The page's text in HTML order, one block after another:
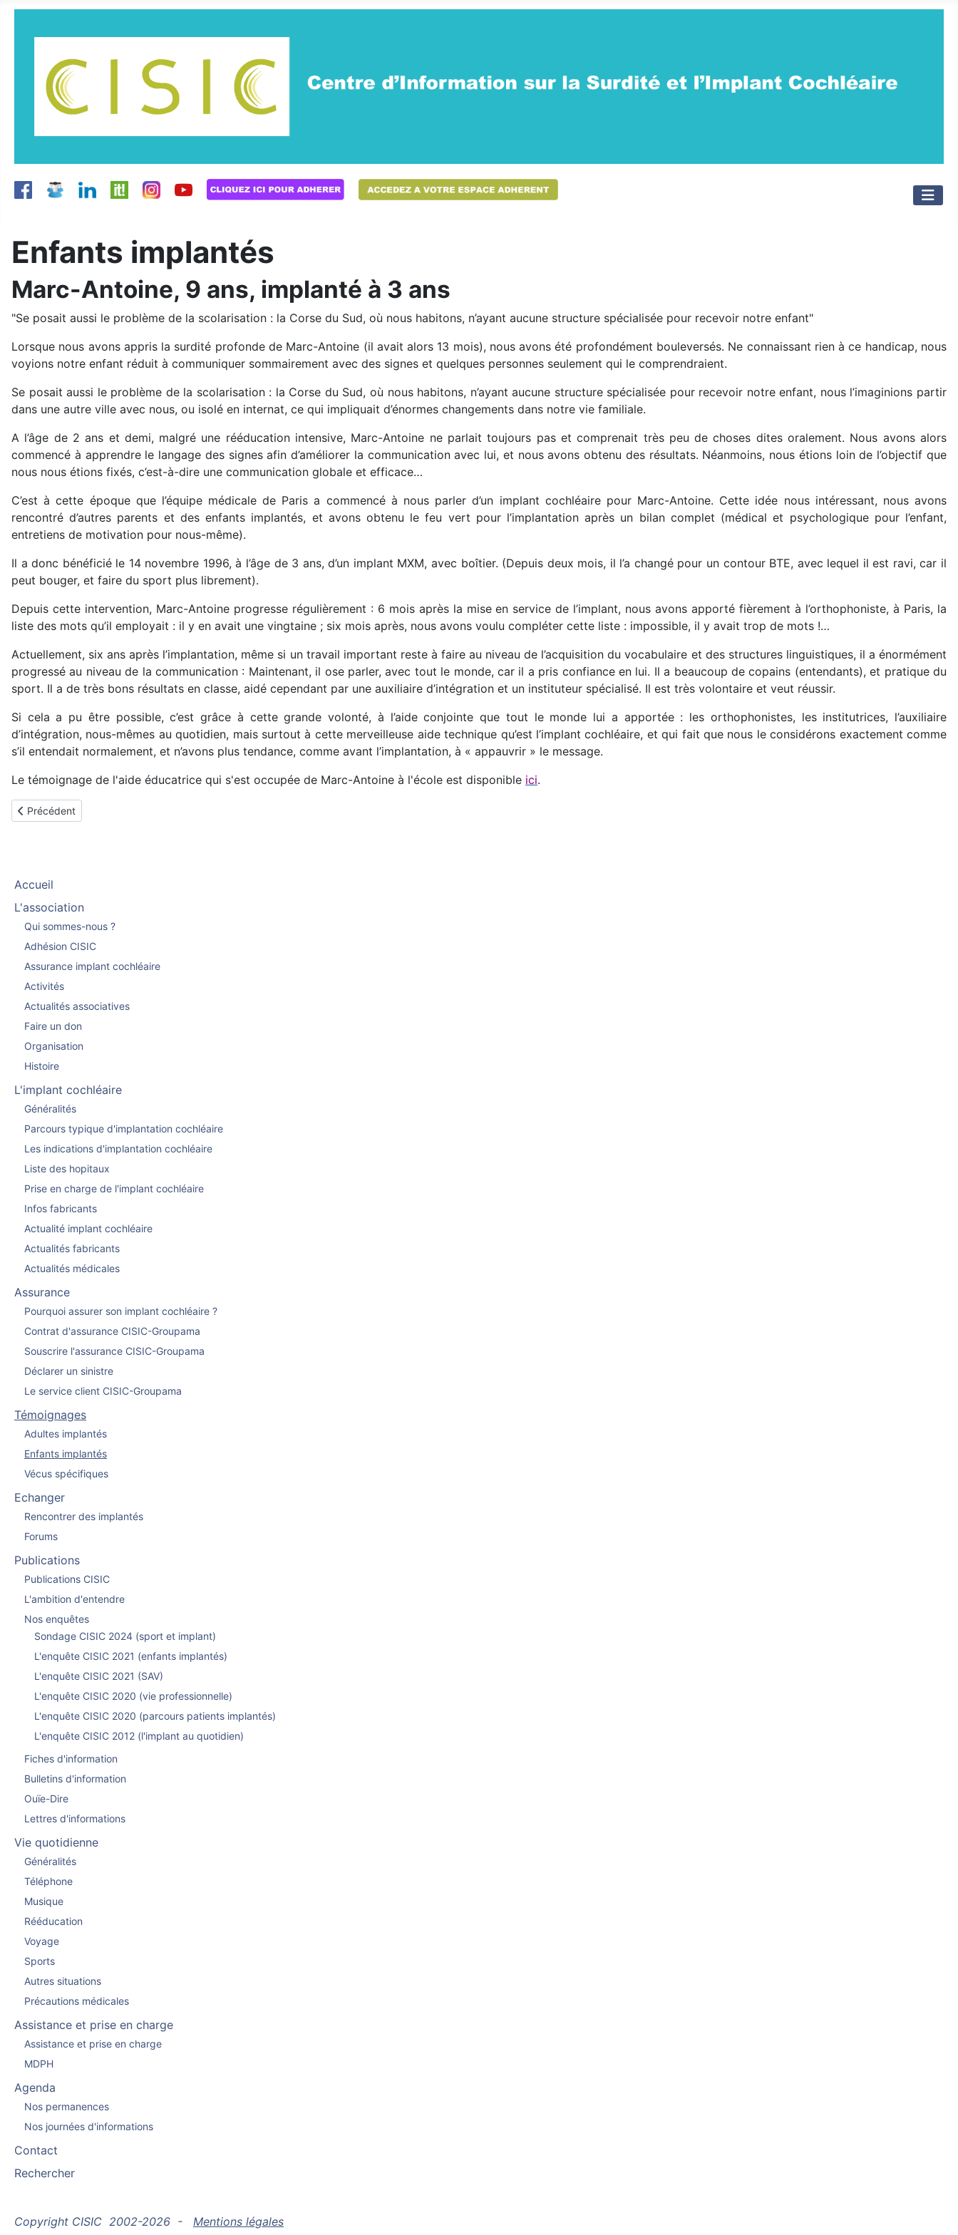
Enfants implantés
Marc-Antoine, 9 ans, implanté à 3 ans
"Se posait aussi le problème de la scolarisation : la Corse du Sud, où nous habitons, n’ayant aucune structure spécialisée pour recevoir notre enfant"
Lorsque nous avons appris la surdité profonde de Marc-Antoine (il avait alors 13 mois), nous avons été profondément bouleversés. Ne connaissant rien à ce handicap, nous
voyions notre enfant réduit à communiquer sommairement avec des signes et quelques personnes seulement qui le comprendraient.
Se posait aussi le problème de la scolarisation : la Corse du Sud, où nous habitons, n’ayant aucune structure spécialisée pour recevoir notre enfant, nous l’imaginions partir
dans une autre ville avec nous, ou isolé en internat, ce qui impliquait d’énormes changements dans notre vie familiale.
A l’âge de 2 ans et demi, malgré une rééducation intensive, Marc-Antoine ne parlait toujours pas et comprenait très peu de choses dites oralement. Nous avons alors
commencé à apprendre le langage des signes afin d’améliorer la communication avec lui, et nous avons obtenu des résultats. Néanmoins, nous étions loin de l’objectif que
nous nous étions fixés, c’est-à-dire une communication globale et efficace…
C’est à cette époque que l’équipe médicale de Paris a commencé à nous parler d’un implant cochléaire pour Marc-Antoine. Cette idée nous intéressant, nous avons
rencontré d’autres parents et des enfants implantés, et avons obtenu le feu vert pour l’implantation après un bilan complet (médical et psychologique pour l’enfant,
entretiens de motivation pour nous-même).
Il a donc bénéficié le 14 novembre 1996, à l’âge de 3 ans, d’un implant MXM, avec boîtier. (Depuis deux mois, il l’a changé pour un contour BTE, avec lequel il est ravi, car il
peut bouger, et faire du sport plus librement).
Depuis cette intervention, Marc-Antoine progresse régulièrement : 6 mois après la mise en service de l’implant, nous avons apporté fièrement à l’orthophoniste, à Paris, la
liste des mots qu’il employait : il y en avait une vingtaine ; six mois après, nous avons voulu compléter cette liste : impossible, il y avait trop de mots !…
Actuellement, six ans après l’implantation, même si un travail important reste à faire au niveau de l’acquisition du vocabulaire et des structures linguistiques, il a énormément
progressé au niveau de la communication : Maintenant, il ose parler, avec tout le monde, car il a pris confiance en lui. Il a beaucoup de copains (entendants), et pratique du
sport. Il a de très bons résultats en classe, aidé cependant par une auxiliaire d’intégration et un instituteur spécialisé. Il est très volontaire et veut réussir.
Si cela a pu être possible, c’est grâce à cette grande volonté, à l’aide conjointe que tout le monde lui a apportée : les orthophonistes, les institutrices, l’auxiliaire
d’intégration, nous-mêmes au quotidien, mais surtout à cette merveilleuse aide technique qu’est l’implant cochléaire, et qui fait que nous le considérons exactement comme
s’il entendait normalement, et n’avons plus tendance, comme avant l’implantation, à « appauvrir » le message.
Le témoignage de l'aide éducatrice qui s'est occupée de Marc-Antoine à l'école est disponible ici.
Article précédent : Flora, implantée à l'age de 7 ans en 1997
Précédent
Accueil
L'association
Qui sommes-nous ?
Adhésion CISIC
Assurance implant cochléaire
Activités
Actualités associatives
Faire un don
Organisation
Histoire
L'implant cochléaire
Généralités
Parcours typique d'implantation cochléaire
Les indications d'implantation cochléaire
Liste des hopitaux
Prise en charge de l'implant cochléaire
Infos fabricants
Actualité implant cochléaire
Actualités fabricants
Actualités médicales
Assurance
Pourquoi assurer son implant cochléaire ?
Contrat d'assurance CISIC-Groupama
Souscrire l'assurance CISIC-Groupama
Déclarer un sinistre
Le service client CISIC-Groupama
Témoignages
Adultes implantés
Enfants implantés
Vécus spécifiques
Echanger
Rencontrer des implantés
Forums
Publications
Publications CISIC
L'ambition d'entendre
Nos enquêtes
Sondage CISIC 2024 (sport et implant)
L'enquête CISIC 2021 (enfants implantés)
L'enquête CISIC 2021 (SAV)
L'enquête CISIC 2020 (vie professionnelle)
L'enquête CISIC 2020 (parcours patients implantés)
L'enquête CISIC 2012 (l'implant au quotidien)
Fiches d'information
Bulletins d'information
Ouïe-Dire
Lettres d'informations
Vie quotidienne
Généralités
Téléphone
Musique
Rééducation
Voyage
Sports
Autres situations
Précautions médicales
Assistance et prise en charge
Assistance et prise en charge
MDPH
Agenda
Nos permanences
Nos journées d'informations
Contact
Rechercher
Copyright CISIC 2002-2026 - Mentions légales